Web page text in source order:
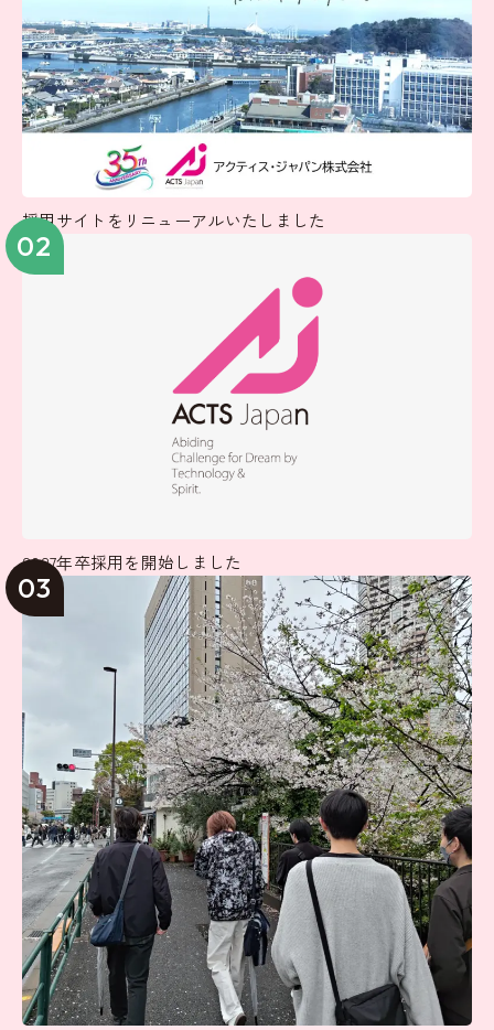
採用サイトをリニューアルいたしました
02
2027年卒採用を開始しました
03